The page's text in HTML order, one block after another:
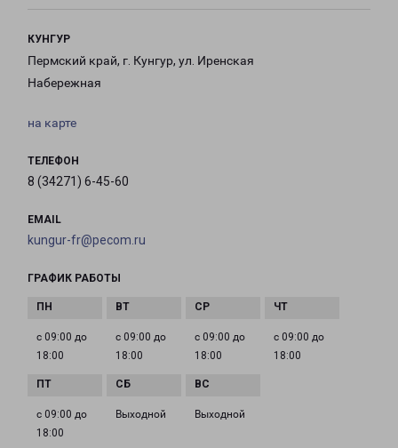
КУНГУР
Пермский край, г. Кунгур, ул. Иренская
Набережная
на карте
ТЕЛЕФОН
8 (34271) 6-45-60
EMAIL
kungur-fr@pecom.ru
ГРАФИК РАБОТЫ
с 09:00 до
18:00
с 09:00 до
18:00
с 09:00 до
18:00
с 09:00 до
18:00
с 09:00 до
18:00
Выходной Выходной